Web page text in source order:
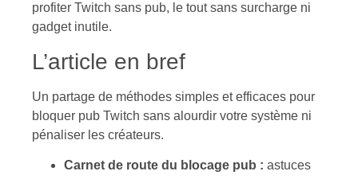
profiter Twitch sans pub, le tout sans surcharge ni
gadget inutile.
L’article en bref
Un partage de méthodes simples et efficaces pour
bloquer pub Twitch sans alourdir votre système ni
pénaliser les créateurs.
Carnet de route du blocage pub : astuces